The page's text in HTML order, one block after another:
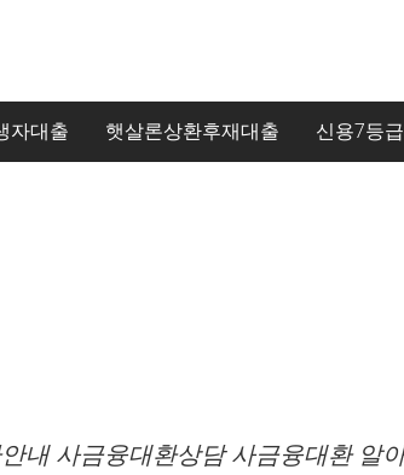
자대출 햇살론상환후재대출 신용7등
내 사금융대환상담 사금융대환 알